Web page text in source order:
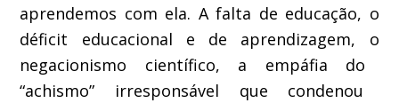
aprendemos com ela. A falta de educação, o
déficit educacional e de aprendizagem, o
negacionismo científico, a empáfia do
“achismo” irresponsável que condenou